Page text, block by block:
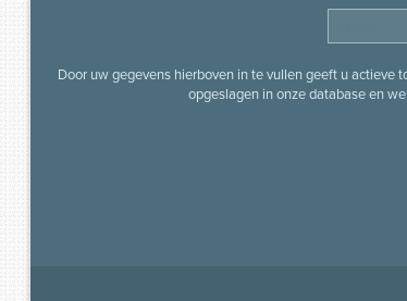
Door uw gegevens hierboven in te vullen geeft u
opgeslagen in onze database en